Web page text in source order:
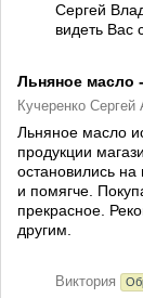
Сергей
видеть Вас
Льняное масло
Кучеренко Сергей
Льняное масло
продукции
остановились на
и помягче.
прекрасное.
другим.
Виктория